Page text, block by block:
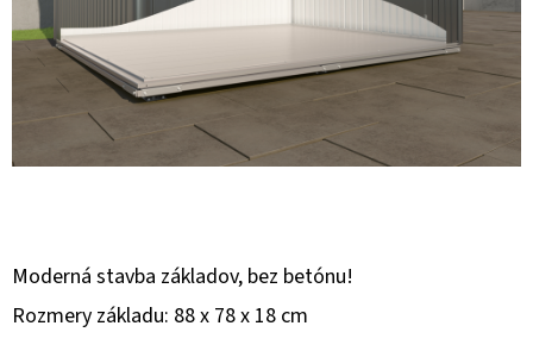
Moderná stavba základov, bez betónu!
Rozmery základu: 88 x 78 x 18 cm
T
Á
Ť
?